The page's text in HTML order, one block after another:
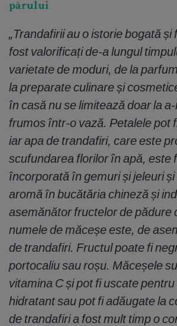
părului
„Trandafirii au o istorie bogată și
fost valorificați de-a lungul
varietate de moduri, de la
la preparate culinare și
în casă nu se limitează doar la
frumos într-o vază. Petalele pot
iar apa de trandafiri, care este
scufundarea florilor în apă, este
încorporată în gemuri și jeleuri
aromă în bucătăria chineză și
asemănător fructelor de pădure
numele de măceșe este, de
de trandafiri. Fructul poate fi
portocaliu sau roșu. Măceșele
vitamina C și pot fi uscate
hidratant sau pot fi adăugate la
de trandafiri a fost mult timp o